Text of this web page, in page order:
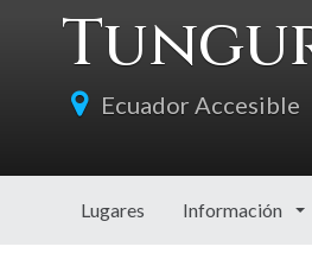
Ecuador Accesible
Lugares Información